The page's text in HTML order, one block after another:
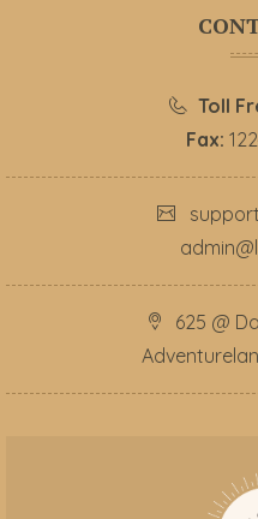
Toll
Fax:
625 @